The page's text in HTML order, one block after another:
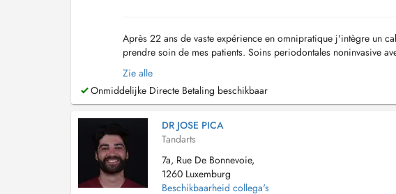
Après 22 ans de vaste expérience en omnipratique j'intègre un
prendre soin de mes patients. Soins periodontales noninvasive
Zie alle
Onmiddelijke Directe Betaling beschikbaar
DR JOSE PICA
Tandarts
7a, Rue De Bonnevoie,
1260 Luxemburg
Beschikbaarheid collega's